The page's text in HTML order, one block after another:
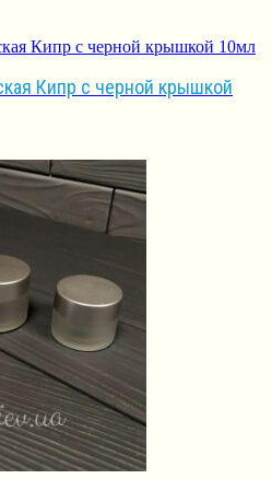
Кипр с черной крышкой